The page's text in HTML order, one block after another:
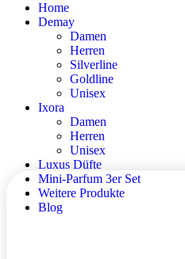
Home
Demay
Damen
Herren
Silverline
Goldline
Unisex
Ixora
Damen
Herren
Unisex
Luxus Düfte
Mini-Parfum 3er Set
Weitere Produkte
Blog